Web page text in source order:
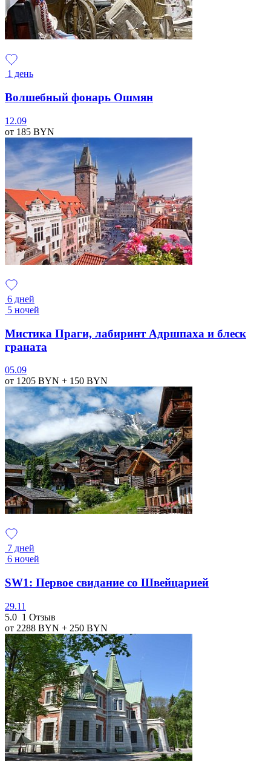
1 день
Волшебный фонарь Ошмян
12.09
от 185 BYN
6 дней
5 ночей
Мистика Праги, лабиринт Адршпаха и блеск
граната
05.09
от 1205 BYN + 150 BYN
7 дней
6 ночей
SW1: Первое свидание со Швейцарией
29.11
5.0 1 Отзыв
от 2288 BYN + 250 BYN